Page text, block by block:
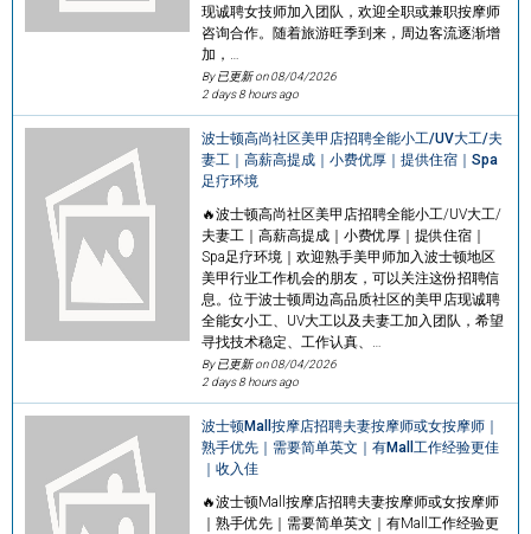
现诚聘女技师加入团队，欢迎全职或兼职按摩师
咨询合作。随着旅游旺季到来，周边客流逐渐增
加，…
By 已更新 on08/04/2026
2 days 8 hours ago
波士顿高尚社区美甲店招聘全能小工/UV大工/夫
妻工｜高薪高提成｜小费优厚｜提供住宿｜Spa
足疗环境
🔥波士顿高尚社区美甲店招聘全能小工/UV大工/
夫妻工｜高薪高提成｜小费优厚｜提供住宿｜
Spa足疗环境｜欢迎熟手美甲师加入波士顿地区
美甲行业工作机会的朋友，可以关注这份招聘信
息。位于波士顿周边高品质社区的美甲店现诚聘
全能女小工、UV大工以及夫妻工加入团队，希望
寻找技术稳定、工作认真、…
By 已更新 on08/04/2026
2 days 8 hours ago
波士顿Mall按摩店招聘夫妻按摩师或女按摩师｜
熟手优先｜需要简单英文｜有Mall工作经验更佳
｜收入佳
🔥波士顿Mall按摩店招聘夫妻按摩师或女按摩师
｜熟手优先｜需要简单英文｜有Mall工作经验更